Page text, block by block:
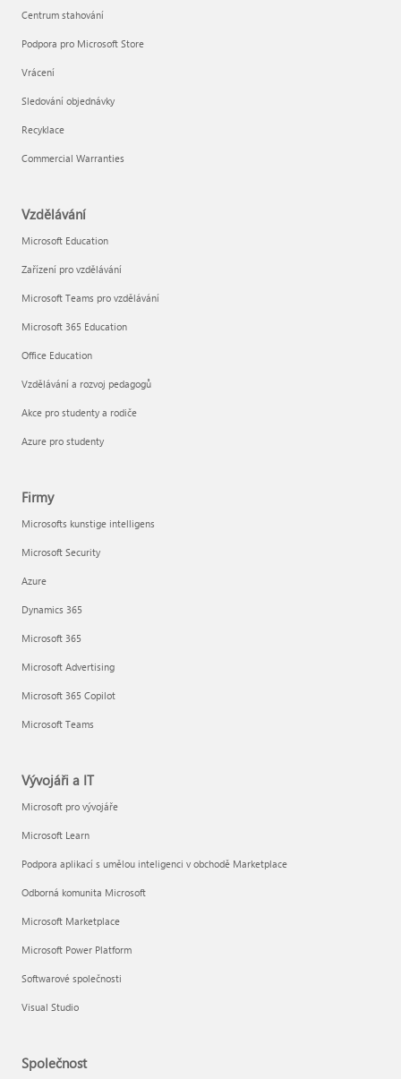
Centrum stahování
Podpora pro Microsoft Store
Vrácení
Sledování objednávky
Recyklace
Commercial Warranties
Vzdělávání
Microsoft Education
Zařízení pro vzdělávání
Microsoft Teams pro vzdělávání
Microsoft 365 Education
Office Education
Vzdělávání a rozvoj pedagogů
Akce pro studenty a rodiče
Azure pro studenty
Firmy
Microsofts kunstige intelligens
Microsoft Security
Azure
Dynamics 365
Microsoft 365
Microsoft Advertising
Microsoft 365 Copilot
Microsoft Teams
Vývojáři a IT
Microsoft pro vývojáře
Microsoft Learn
Podpora aplikací s umělou inteligenci v obchodě Marketplace
Odborná komunita Microsoft
Microsoft Marketplace
Microsoft Power Platform
Softwarové společnosti
Visual Studio
Společnost